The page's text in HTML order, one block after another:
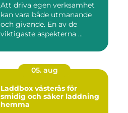
Att driva egen verksamhet
kan vara både utmanande
och givande. En av de
viktigaste aspekterna ...
05. aug
Laddbox västerås för
smidig och säker laddning
hemma